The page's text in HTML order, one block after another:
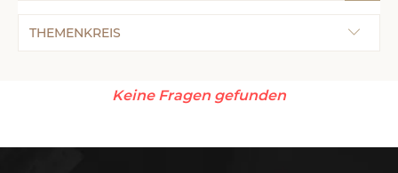
THEMENKREIS
Keine Fragen gefunden